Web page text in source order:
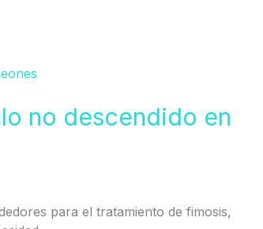
no descendido en
para el tratamiento de fimosis,